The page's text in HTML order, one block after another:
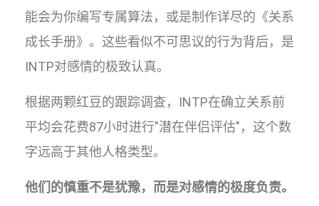
能会为你编写专属算法，或是制作详尽的《关系
成长手册》。这些看似不可思议的行为背后，是
INTP对感情的极致认真。
根据两颗红豆的跟踪调查，INTP在确立关系前
平均会花费87小时进行"潜在伴侣评估"，这个数
字远高于其他人格类型。
他们的慎重不是犹豫，而是对感情的极度负责。